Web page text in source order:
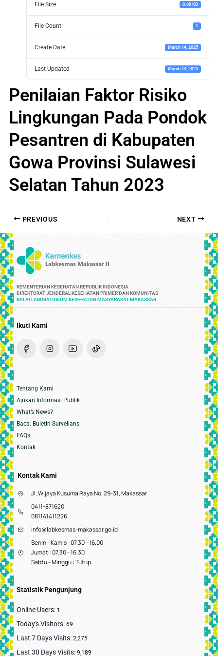
File Size 0.00 KB
File Count 1
Create Date March 14, 2025
Last Updated March 14, 2025
Penilaian Faktor Risiko
Lingkungan Pada Pondok
Pesantren di Kabupaten
Gowa Provinsi Sulawesi
Selatan Tahun 2023
PREVIOUS NEXT
KEMENTERIAN KESEHATAN REPUBLIK INDONESIA
DIREKTORAT JENDERAL KESEHATAN PRIMER DAN KOMUNITAS
BALAI LABORATORIUM KESEHATAN MASYARAKAT MAKASSAR
Ikuti Kami
Tentang Kami
Ajukan Informasi Publik
What’s News?
Baca: Buletin Surveilans
FAQs
Kontak
Kontak Kami
Jl. Wijaya Kusuma Raya No. 29-31, Makassar
0411-871620
081141411226
info@labkesmas-makassar.go.id
Senin - Kamis : 07.30 - 16.00
Jumat : 07.30 - 16.30
Sabtu - Minggu : Tutup
Statistik Pengunjung
Online Users: 1
Today's Visitors: 69
Last 7 Days Visits: 2,275
Last 30 Days Visits: 9,189